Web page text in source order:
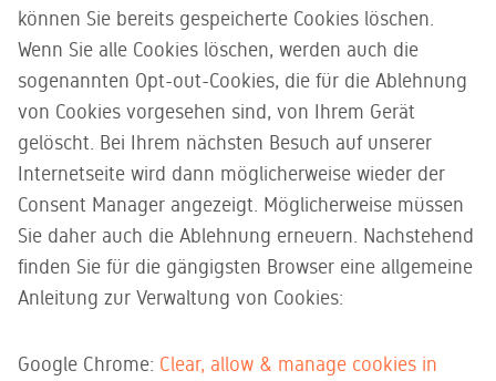
können Sie bereits gespeicherte Cookies löschen.
Wenn Sie alle Cookies löschen, werden auch die
sogenannten Opt-out-Cookies, die für die Ablehnung
von Cookies vorgesehen sind, von Ihrem Gerät
gelöscht. Bei Ihrem nächsten Besuch auf unserer
Internetseite wird dann möglicherweise wieder der
Consent Manager angezeigt. Möglicherweise müssen
Sie daher auch die Ablehnung erneuern. Nachstehend
finden Sie für die gängigsten Browser eine allgemeine
Anleitung zur Verwaltung von Cookies:
Google Chrome: Clear, allow & manage cookies in